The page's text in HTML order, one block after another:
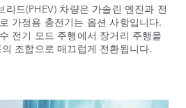
드(PHEV) 차량은 가솔린 엔진과 전
가정용 충전기는 옵션 사항입니다.
전기 모드 주행에서 장거리 주행을
조합으로 매끄럽게 전환됩니다.